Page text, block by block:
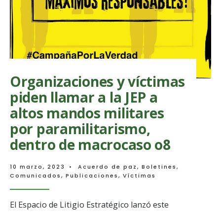
proyectos
impulsados
por
Restaurativo
de
Organizaciones y víctimas
piden llamar a la JEP a
altos mandos militares
por paramilitarismo,
dentro de macrocaso o8
10 marzo, 2023 • Acuerdo de paz, Boletines,
Comunicados, Publicaciones, Víctimas
El Espacio de Litigio Estratégico lanzó este